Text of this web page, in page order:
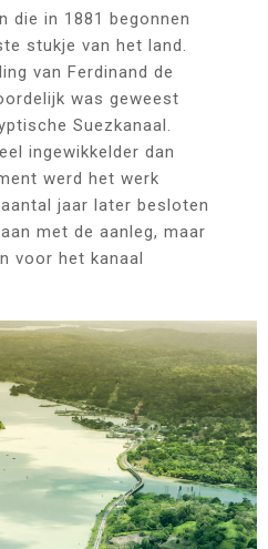
die in 1881 begonnen
stukje van het land.
van Ferdinand de
was geweest
Suezkanaal.
ingewikkelder dan
werd het werk
jaar later besloten
met de aanleg, maar
voor het kanaal